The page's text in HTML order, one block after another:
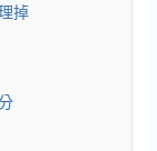
掉